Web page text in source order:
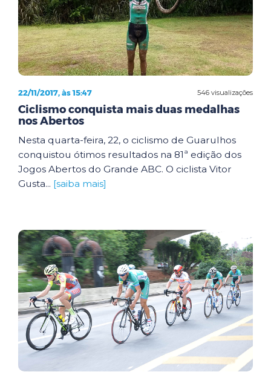
546 visualizações
22/11/2017, às 15:47
Ciclismo conquista mais duas medalhas
nos Abertos
Nesta quarta-feira, 22, o ciclismo de Guarulhos
conquistou ótimos resultados na 81ª edição dos
Jogos Abertos do Grande ABC. O ciclista Vitor
Gusta... [saiba mais]